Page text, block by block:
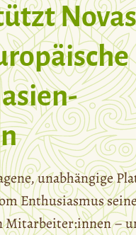
unabhängige
Enthusiasmus
Mitarbeiter:innen –